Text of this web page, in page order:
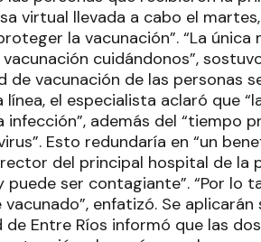
virtual llevada a cabo el
la vacunación”. “La única
cuidándonos”,
de vacunación de las personas
línea, el especialista aclaró que
además del “tiempo
Esto redundaría en “un
del principal hospital de la
ser contagiante”. “Por lo
enfatizó. Se
Entre Ríos informó que las